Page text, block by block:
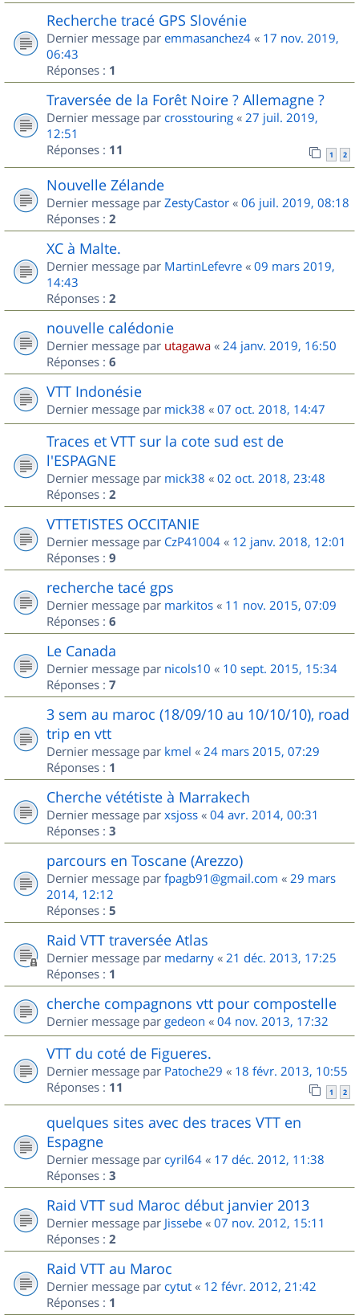
Recherche tracé GPS Slovénie
Dernier message par emmasanchez4 « 17 nov. 2019,
06:43
Réponses : 1
Traversée de la Forêt Noire ? Allemagne ?
Dernier message par crosstouring « 27 juil. 2019,
12:51
Réponses : 11 1 2
Nouvelle Zélande
Dernier message par ZestyCastor « 06 juil. 2019, 08:18
Réponses : 2
XC à Malte.
Dernier message par MartinLefevre « 09 mars 2019,
14:43
Réponses : 2
nouvelle calédonie
Dernier message par utagawa « 24 janv. 2019, 16:50
Réponses : 6
VTT Indonésie
Dernier message par mick38 « 07 oct. 2018, 14:47
Traces et VTT sur la cote sud est de
l'ESPAGNE
Dernier message par mick38 « 02 oct. 2018, 23:48
Réponses : 2
VTTETISTES OCCITANIE
Dernier message par CzP41004 « 12 janv. 2018, 12:01
Réponses : 9
recherche tacé gps
Dernier message par markitos « 11 nov. 2015, 07:09
Réponses : 6
Le Canada
Dernier message par nicols10 « 10 sept. 2015, 15:34
Réponses : 7
3 sem au maroc (18/09/10 au 10/10/10), road
trip en vtt
Dernier message par kmel « 24 mars 2015, 07:29
Réponses : 1
Cherche vététiste à Marrakech
Dernier message par xsjoss « 04 avr. 2014, 00:31
Réponses : 3
parcours en Toscane (Arezzo)
Dernier message par fpagb91@gmail.com « 29 mars
2014, 12:12
Réponses : 5
Raid VTT traversée Atlas
Dernier message par medarny « 21 déc. 2013, 17:25
Réponses : 1
cherche compagnons vtt pour compostelle
Dernier message par gedeon « 04 nov. 2013, 17:32
VTT du coté de Figueres.
Dernier message par Patoche29 « 18 févr. 2013, 10:55
Réponses : 11 1 2
quelques sites avec des traces VTT en
Espagne
Dernier message par cyril64 « 17 déc. 2012, 11:38
Réponses : 3
Raid VTT sud Maroc début janvier 2013
Dernier message par Jissebe « 07 nov. 2012, 15:11
Réponses : 2
Raid VTT au Maroc
Dernier message par cytut « 12 févr. 2012, 21:42
Réponses : 1